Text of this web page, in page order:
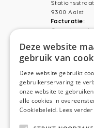
Stationsstraat
9300 Aalst
Facturatie:
Telefoon:
NAVIGATION
Home
Deze website
gebruik van
Deze website gebruikt
gebruikerservaring te
onze website te
alle cookies in
Cookiebeleid. Lees verder